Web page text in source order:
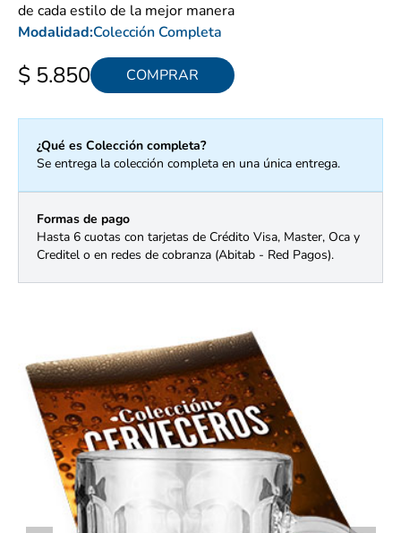
de cada estilo de la mejor manera
Modalidad:Colección Completa
$ 5.850 COMPRAR
¿Qué es Colección completa?
Se entrega la colección completa en una única entrega.
Formas de pago
Hasta 6 cuotas con tarjetas de Crédito Visa, Master, Oca y
Creditel o en redes de cobranza (Abitab - Red Pagos).